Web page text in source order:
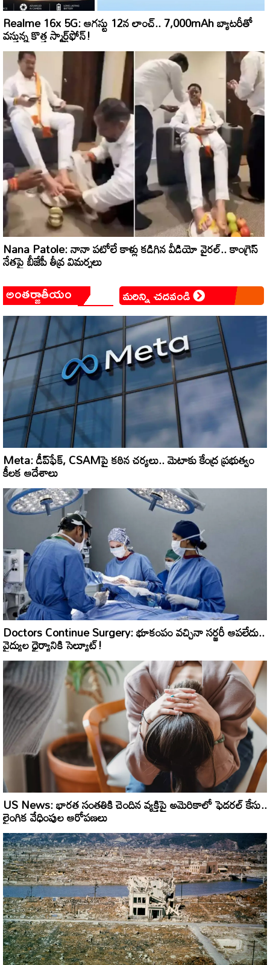
Realme 16x 5G: ఆగస్టు 12న లాంచ్.. 7,000mAh బ్యాటరీతో
వస్తున్న కొత్త స్మార్ట్‌ఫోన్!
Nana Patole: నానా పటోలే కాళ్లు కడిగిన వీడియో వైరల్.. కాంగ్రెస్
నేతపై బీజేపీ తీవ్ర విమర్శలు
అంతర్జాతీయం మరిన్ని చదవండి
Meta: డీప్‌ఫేక్, CSAMపై కఠిన చర్యలు.. మెటాకు కేంద్ర ప్రభుత్వం
కీలక ఆదేశాలు
Doctors Continue Surgery: భూకంపం వచ్చినా సర్జరీ ఆపలేదు..
వైద్యుల ధైర్యానికి సెల్యూట్!
US News: భారత సంతతికి చెందిన వ్యక్తిపై అమెరికాలో ఫెడరల్ కేసు..
లైంగిక వేధింపుల ఆరోపణలు